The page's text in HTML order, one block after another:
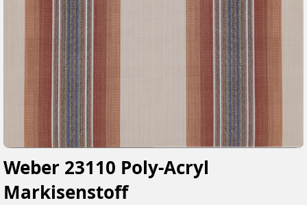
Weber 23110 Poly-Acryl
Markisenstoff